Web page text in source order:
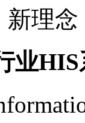
理
业